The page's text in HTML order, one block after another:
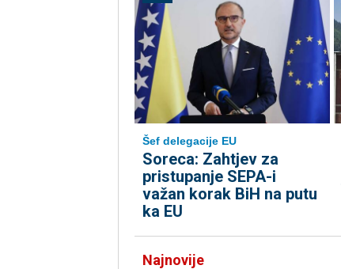
Šef delegacije EU
Soreca: Zahtjev za
pristupanje SEPA-i
važan korak BiH na putu
ka EU
Najnovije